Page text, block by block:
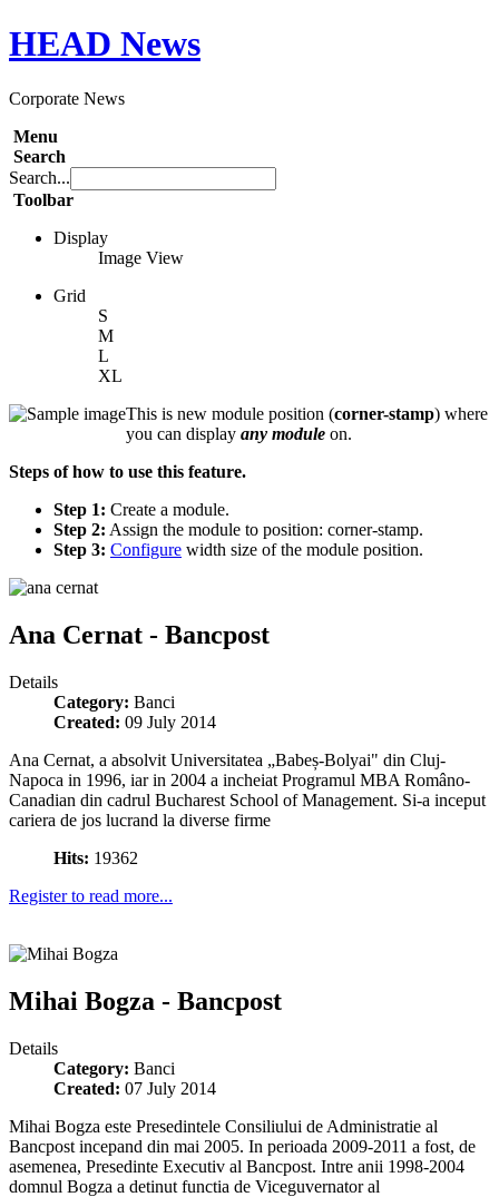
HEAD News
Corporate News
Menu
Search
Search...
Toolbar
Display
Image View
Grid
S
M
L
XL
This is new module position (corner-stamp) where
you can display any module on.
Steps of how to use this feature.
Step 1: Create a module.
Step 2: Assign the module to position: corner-stamp.
Step 3: Configure width size of the module position.
Ana Cernat - Bancpost
Details
Category: Banci
Created: 09 July 2014
Ana Cernat, a absolvit Universitatea „Babeș-Bolyai" din Cluj-
Napoca in 1996, iar in 2004 a incheiat Programul MBA Româno-
Canadian din cadrul Bucharest School of Management. Si-a inceput
cariera de jos lucrand la diverse firme
Hits: 19362
Register to read more...
Mihai Bogza - Bancpost
Details
Category: Banci
Created: 07 July 2014
Mihai Bogza este Presedintele Consiliului de Administratie al
Bancpost incepand din mai 2005. In perioada 2009-2011 a fost, de
asemenea, Presedinte Executiv al Bancpost. Intre anii 1998-2004
domnul Bogza a detinut functia de Viceguvernator al